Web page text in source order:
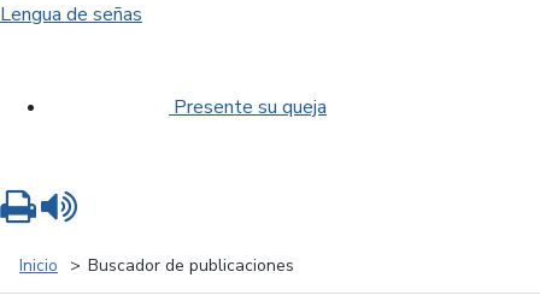
Lengua de señas
Presente su queja
Inicio Buscador de publicaciones
Imprimir